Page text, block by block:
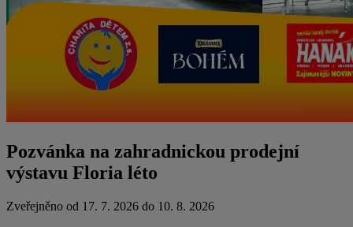
Pozvánka na zahradnickou prodejní
výstavu Floria léto
Zveřejněno od 17. 7. 2026 do 10. 8. 2026